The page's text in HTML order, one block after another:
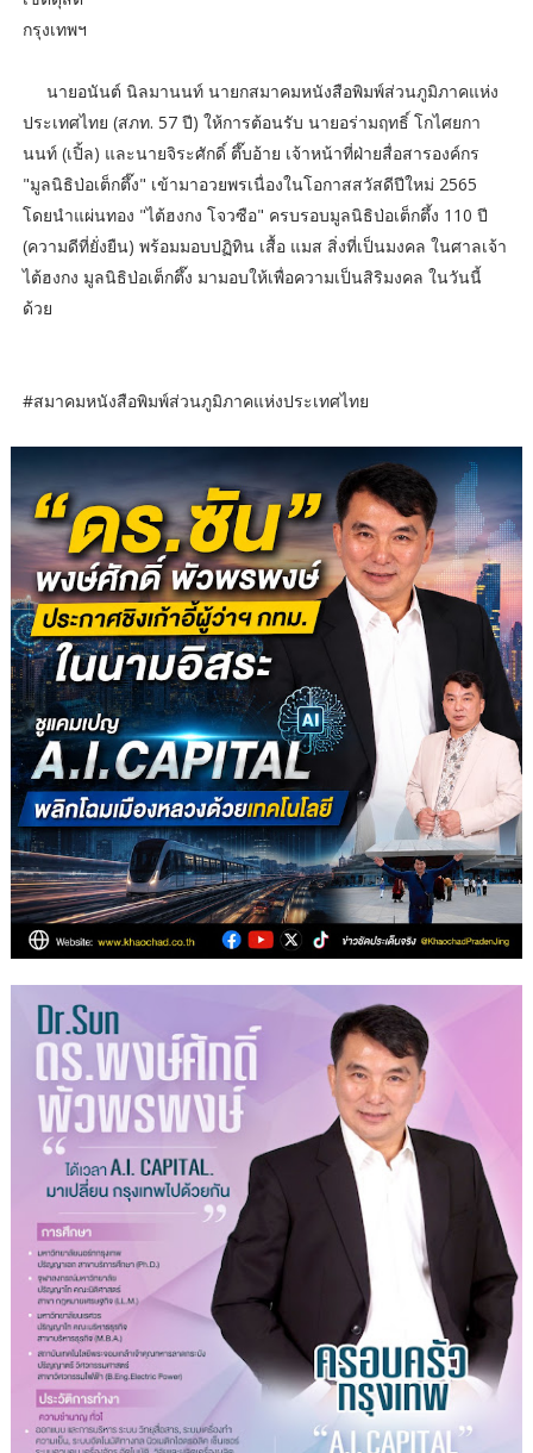
กรุงเทพฯ
นายอนันต์ นิลมานนท์ นายกสมาคมหนังสือพิมพ์ส่วนภูมิภาคแห่ง
ประเทศไทย (สภท. 57 ปี) ให้การต้อนรับ นายอร่ามฤทธิ์ โกไศยกา
นนท์ (เปิ้ล) และนายจิระศักดิ์ ตึ๊บอ้าย เจ้าหน้าที่ฝ่ายสื่อสารองค์กร
"มูลนิธิป่อเต็กตึ๊ง" เข้ามาอวยพรเนื่องในโอกาสสวัสดีปีใหม่ 2565
โดยนำแผ่นทอง "ไต้ฮงกง โจวซือ" ครบรอบมูลนิธิป่อเต็กตึ้ง 110 ปี
(ความดีที่ยั่งยืน) พร้อมมอบปฏิทิน เสื้อ แมส สิ่งที่เป็นมงคล ในศาลเจ้า
ไต้ฮงกง มูลนิธิป่อเต็กตึ๊ง มามอบให้เพื่อความเป็นสิริมงคล ในวันนี้
ด้วย
#สมาคมหนังสือพิมพ์ส่วนภูมิภาคแห่งประเทศไทย